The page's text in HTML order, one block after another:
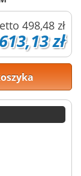
498,48 zł
613,13 zł